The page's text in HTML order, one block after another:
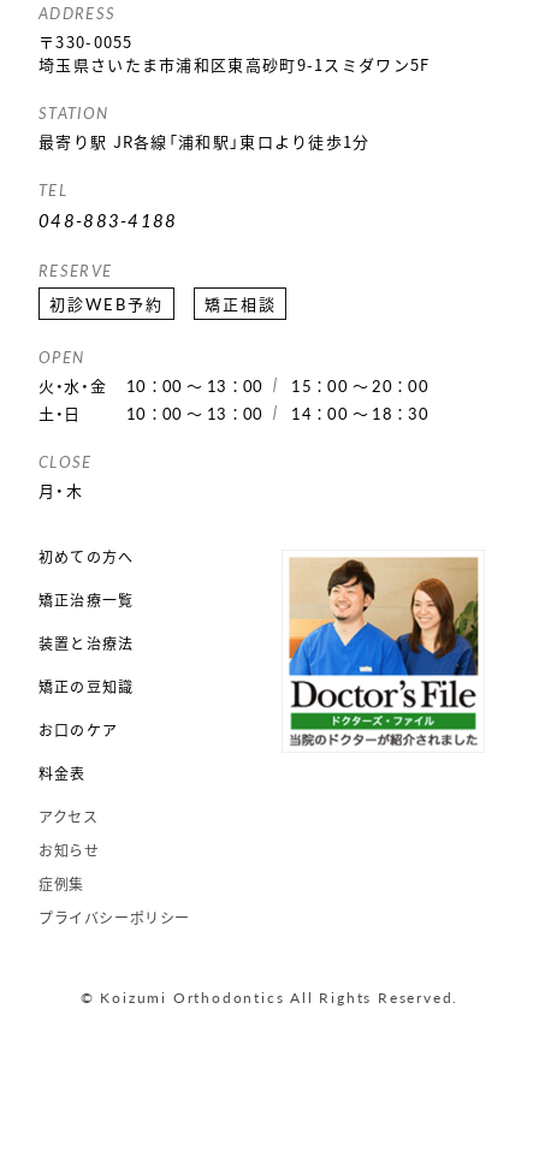
ADDRESS
〒330-0055
埼玉県さいたま市浦和区東高砂町9-1スミダワン5F
STATION
最寄り駅 JR各線「浦和駅」東口より徒歩1分
TEL
048-883-4188
RESERVE
初診WEB予約
矯正相談
OPEN
火・水・金
10：00 ～ 13：00
15：00 ～ 20：00
土・日
10：00 ～ 13：00 14：00 ～ 18：30
CLOSE
月・木
初めての方へ
矯正治療一覧
装置と治療法
矯正の豆知識
お口のケア
料金表
アクセス
お知らせ
症例集
プライバシーポリシー
© Koizumi Orthodontics All Rights Reserved.